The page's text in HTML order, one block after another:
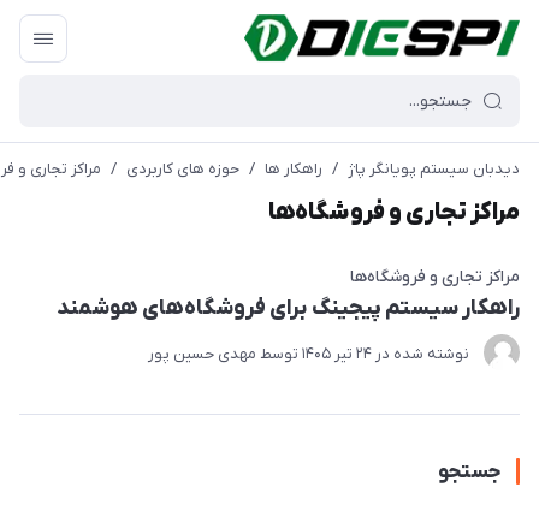
دیدبان سیستم پویانگر پاژ / راهکار ها / حوزه های کاربردی / مراکز تجاری و
مراکز تجاری و فروشگاه‌ها
مراکز تجاری و فروشگاه‌ها
راهکار سیستم پیجینگ برای فروشگاه‌های هوشمند
نوشته شده در 24 تير 1405 توسط مهدی حسین پور
جستجو